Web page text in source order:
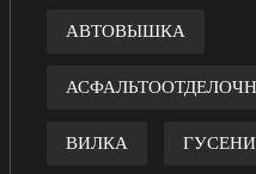
АВТОВЫШКА
ВИЛКА